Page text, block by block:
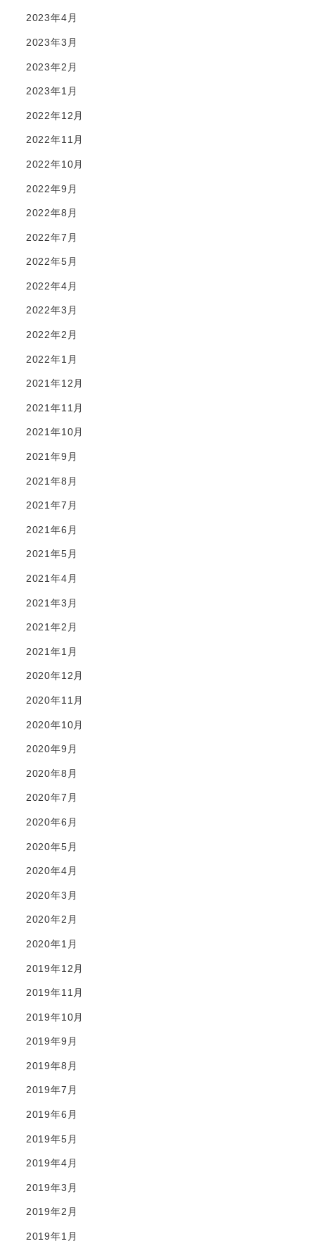
2023年4月
2023年3月
2023年2月
2023年1月
2022年12月
2022年11月
2022年10月
2022年9月
2022年8月
2022年7月
2022年5月
2022年4月
2022年3月
2022年2月
2022年1月
2021年12月
2021年11月
2021年10月
2021年9月
2021年8月
2021年7月
2021年6月
2021年5月
2021年4月
2021年3月
2021年2月
2021年1月
2020年12月
2020年11月
2020年10月
2020年9月
2020年8月
2020年7月
2020年6月
2020年5月
2020年4月
2020年3月
2020年2月
2020年1月
2019年12月
2019年11月
2019年10月
2019年9月
2019年8月
2019年7月
2019年6月
2019年5月
2019年4月
2019年3月
2019年2月
2019年1月